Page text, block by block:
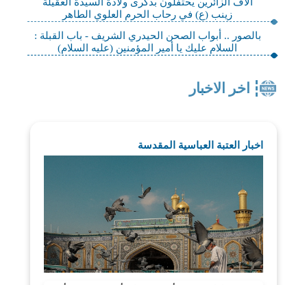
آلاف الزائرين يحتفلون بذكرى ولادة السيدة العقيلة
زينب (ع) في رحاب الحرم العلوي الطاهر
بالصور .. أبواب الصحن الحيدري الشريف - باب القبلة :
السلام عليك يا أمير المؤمنين (عليه السلام)
اخر الاخبار
اخبار العتبة العباسية المقدسة